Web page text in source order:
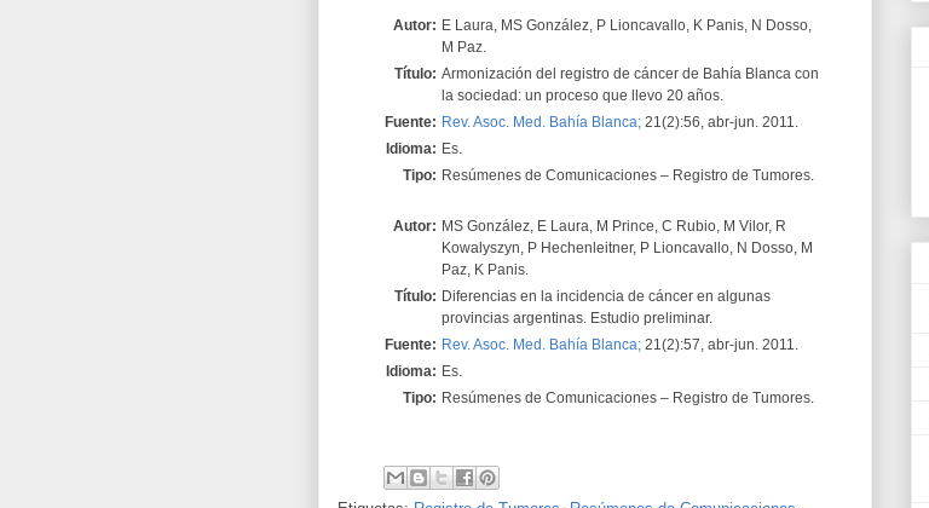
Autor: E Laura, MS González, P Lioncavallo, K Panis, N Dosso,
M Paz.
Título: Armonización del registro de cáncer de Bahía Blanca con
la sociedad: un proceso que llevo 20 años.
Fuente: Rev. Asoc. Med. Bahía Blanca; 21(2):56, abr-jun. 2011.
Idioma: Es.
Tipo: Resúmenes de Comunicaciones – Registro de Tumores.
Autor: MS González, E Laura, M Prince, C Rubio, M Vilor, R
Kowalyszyn, P Hechenleitner, P Lioncavallo, N Dosso, M
Paz, K Panis.
Título: Diferencias en la incidencia de cáncer en algunas
provincias argentinas. Estudio preliminar.
Fuente: Rev. Asoc. Med. Bahía Blanca; 21(2):57, abr-jun. 2011.
Idioma: Es.
Tipo: Resúmenes de Comunicaciones – Registro de Tumores.